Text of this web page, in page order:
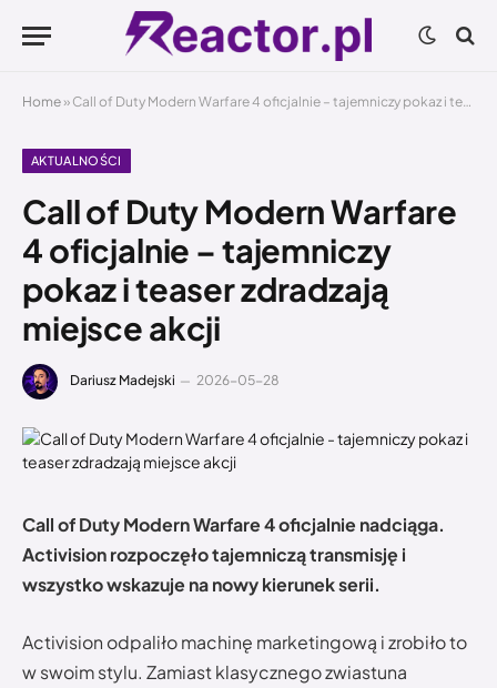
Home » Call of Duty Modern Warfare 4 oficjalnie – tajemniczy pokaz i teaser zdradzają miejsce akcji
AKTUALNOŚCI
Call of Duty Modern Warfare
4 oficjalnie – tajemniczy
pokaz i teaser zdradzają
miejsce akcji
Dariusz Madejski 2026-05-28
Call of Duty Modern Warfare 4 oficjalnie nadciąga.
Activision rozpoczęło tajemniczą transmisję i
wszystko wskazuje na nowy kierunek serii.
Activision odpaliło machinę marketingową i zrobiło to
w swoim stylu. Zamiast klasycznego zwiastuna